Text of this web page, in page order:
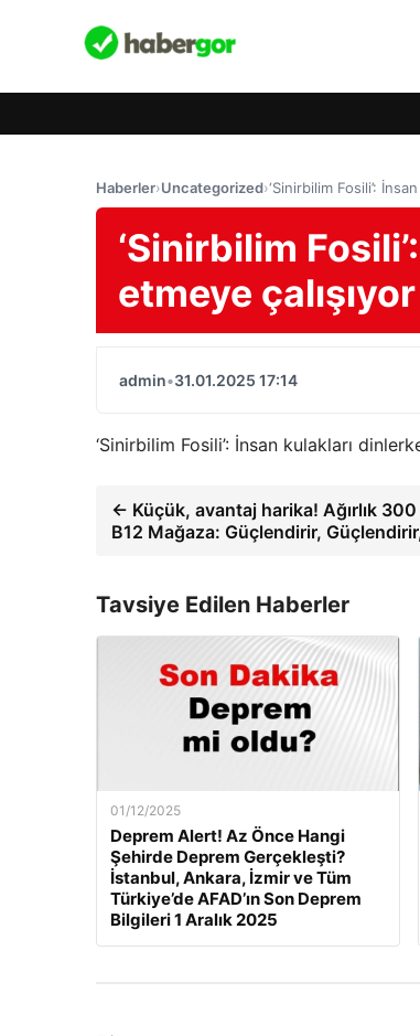
Haberler›Uncategorized›‘Sinirbilim Fosili’:
‘Sinirbilim
etmeye çalışıyor
admin•31.01.2025 17:14
‘Sinirbilim Fosili’: İnsan kulakları
← Küçük, avantaj harika! Ağırlık
B12 Mağaza: Güçlendirir,
Tavsiye Edilen Haberler
01/12/2025
Deprem Alert! Az Önce Hangi
Şehirde Deprem Gerçekleşti?
İstanbul, Ankara, İzmir ve Tüm
Türkiye’de AFAD’ın Son Deprem
Bilgileri 1 Aralık 2025